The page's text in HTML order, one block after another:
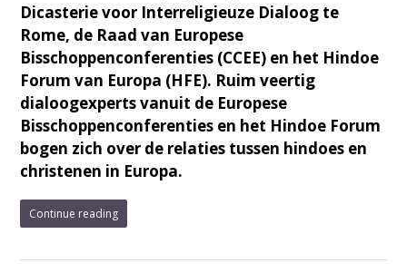
Dicasterie voor Interreligieuze Dialoog te
Rome, de Raad van Europese
Bisschoppenconferenties (CCEE) en het Hindoe
Forum van Europa (HFE). Ruim veertig
dialoogexperts vanuit de Europese
Bisschoppenconferenties en het Hindoe Forum
bogen zich over de relaties tussen hindoes en
christenen in Europa.
Continue reading